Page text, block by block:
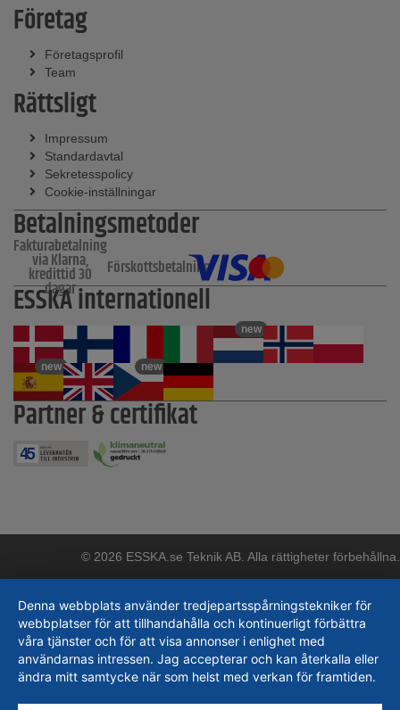
Företag
Företagsprofil
Team
Rättsligt
Impressum
Standardavtal
Sekretesspolicy
Cookie-inställningar
Betalningsmetoder
Fakturabetalning
via Klarna,
kredittid 30
dagar
Förskottsbetalning
ESSKA internationell
new
new new
Partner & certifikat
© 2026 ESSKA.se Teknik AB. Alla rättigheter förbehållna.
Denna webbplats använder tredjepartsspårningstekniker för
webbplatser för att tillhandahålla och kontinuerligt förbättra
våra tjänster och för att visa annonser i enlighet med
användarnas intressen. Jag accepterar och kan återkalla eller
ändra mitt samtycke när som helst med verkan för framtiden.